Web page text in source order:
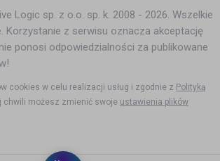
Pomimo przeciwności tutaj w końcu
nam się dobrze żyje! (3/3) Justyna i
Filmy instruktażowe
temu - BEATA 3/5 Moja Norwegia #38
Logic sp. z o.o. sp. k. 2008 - 2026. Wszelkie
Korzystanie z serwisu oznacza akceptację
ponosi odpowiedzialności za publikowane
cookies w celu realizacji usług i zgodnie z Polityką
chwili możesz zmienić swoje ustawienia plików